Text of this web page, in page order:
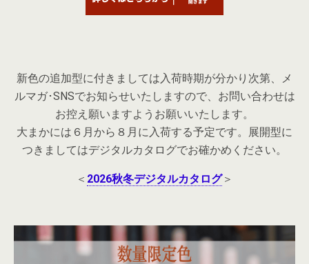
新色の追加型に付きましては入荷時期が分かり次第、メ
ルマガ･SNSでお知らせいたしますので、お問い合わせは
お控え願いますようお願いいたします。
大まかには６月から８月に入荷する予定です。展開型に
つきましてはデジタルカタログでお確かめください。
＜ 2026秋冬デジタルカタログ＞